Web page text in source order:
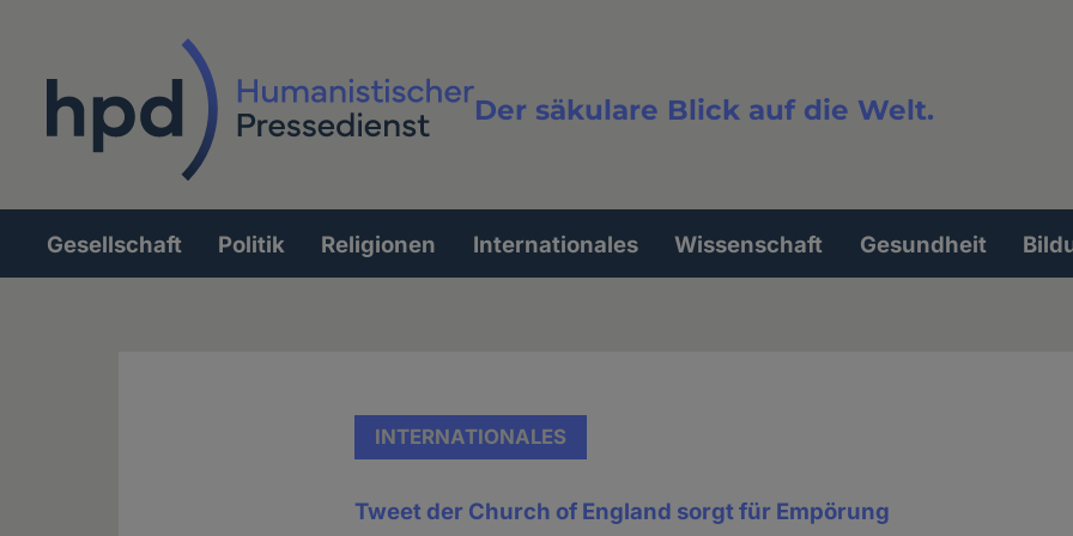
Der säkulare Blick auf die Welt.
Volltextsuche
Hauptnavigation
Gesellschaft Politik Religionen Internationales Wissenschaft Gesundheit
INTERNATIONALES
Tweet der Church of England sorgt für Empörung